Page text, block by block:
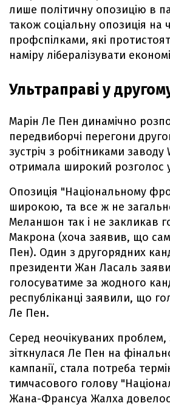
лише політичну опозицію в
також соціальну опозиція на
профспілками, які
наміру лібералізувати
Ультраправі у
Марін Ле Пен динамічно
передвиборчі перегони
зустріч з робітниками
отримала широкий розголос
Опозиція "Національному
широкою, та все ж не
Меланшон так і не закликав
Макрона (хоча заявив, що
Пен). Один з другорядних
президенти Жан Ласаль
голосуватиме за жодного
республіканці заявили, що
Ле Пен.
Серед неочікуваних
зіткнулася Ле Пен на
кампанії, стала потреба
тимчасового голову
Жана-Франсуа Жалха